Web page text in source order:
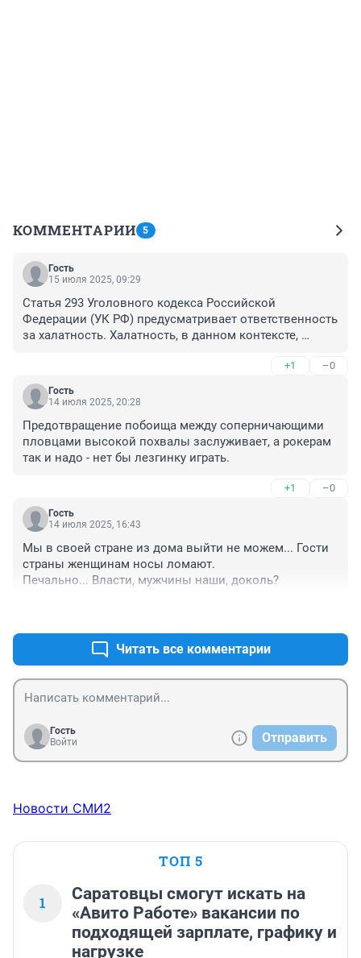
КОММЕНТАРИИ 5
Гость
15 июля 2025, 09:29
Статья 293 Уголовного кодекса Российской
Федерации (УК РФ) предусматривает ответственность
за халатность. Халатность, в данном контексте,
обязанностей, если это повлекло причинение
крупного ущерба или существенное нарушение прав и
Почему прокуратура никак (!!!) не отреагировала на
бездействие полицейских?
+1 –0
Гость
14 июля 2025, 20:28
Предотвращение побоища между соперничающими
пловцами высокой похвалы заслуживает, а рокерам
так и надо - нет бы лезгинку играть.
+1 –0
Гость
14 июля 2025, 16:43
Мы в своей стране из дома выйти не можем... Гости
страны женщинам носы ломают.
Печально... Власти, мужчины наши, доколь?
Читать все комментарии
Гость
Войти
Отправить
Новости СМИ2
ТОП 5
1
Саратовцы смогут искать на
«Авито Работе» вакансии по
подходящей зарплате, графику и
нагрузке